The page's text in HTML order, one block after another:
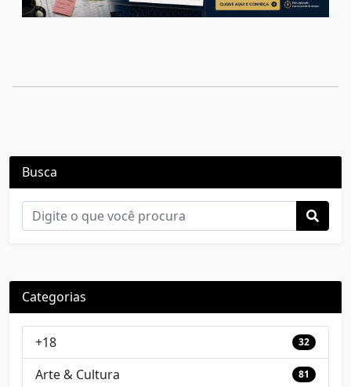
Busca
Categorias
+18 32
Arte & Cultura 81